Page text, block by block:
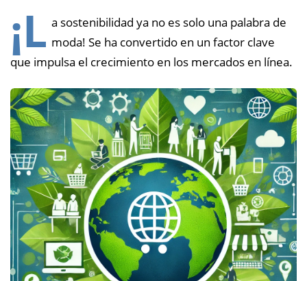
¡L a sostenibilidad ya no es solo una palabra de
moda! Se ha convertido en un factor clave
que impulsa el crecimiento en los mercados en línea.